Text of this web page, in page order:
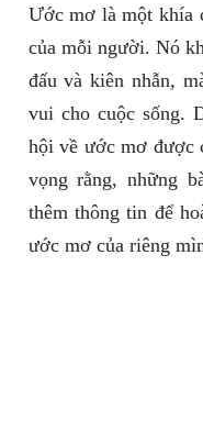
Ước mơ là một khía
của mỗi người. Nó
đấu và kiên nhẫn,
vui cho cuộc sống.
hội về ước mơ được
vọng rằng, những
thêm thông tin để
ước mơ của riêng